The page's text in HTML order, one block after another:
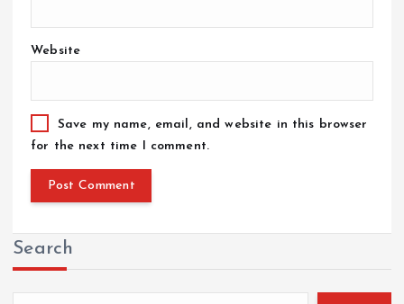
Website
Save my name, email, and website in this browser
for the next time I comment.
Search